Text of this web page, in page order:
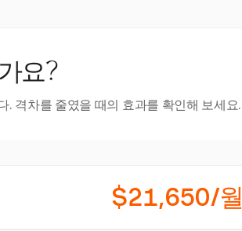
요?
격차를 줄였을 때의 효과를 확인해 보세요.
$21,650/월